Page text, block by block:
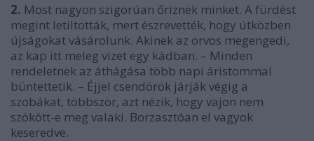
2. Most nagyon szigorúan őriznek minket. A fürdést
megint letiltották, mert észrevették, hogy útközben
újságokat vásárolunk. Akinek az orvos megengedi,
az kap itt meleg vizet egy kádban. – Minden
rendeletnek az áthágása több napi áristommal
büntettetik. – Éjjel csendörök járják végig a
szobákat, többször, azt nézik, hogy vajon nem
szökött-e meg valaki. Borzasztóan el vagyok
keseredve.